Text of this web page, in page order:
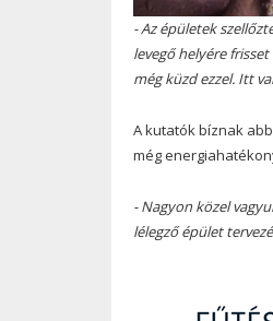
- Az épületek
levegő helyére
még küzd ezzel. Itt
A kutatók bíznak
még
- Nagyon közel
lélegző épület